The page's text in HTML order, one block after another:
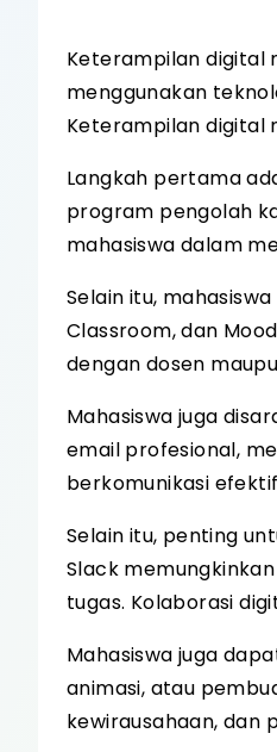
Keterampilan digital
menggunakan
Keterampilan digital
Langkah pertama
program pengolah
mahasiswa dalam
Selain itu,
Classroom, dan
dengan dosen
Mahasiswa juga
email profesional,
berkomunikasi
Selain itu, penting
Slack
tugas. Kolaborasi
Mahasiswa juga
animasi, atau
kewirausahaan, dan